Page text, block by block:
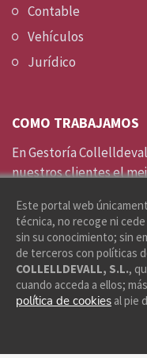
Contable
Vehículos
Jurídico
COMO TRABAJAMOS
En Gestoría
nuestros clientes el
siempre al día para
asesoramiento para ti.
© 2026. ¿Quieres una
Este portal web
técnica, no recoge ni
sin su conocimiento; sin
de terceros con políticas
COLLELLDEVALL, S.L.,
cuando acceda a ellos;
política de cookies al pie